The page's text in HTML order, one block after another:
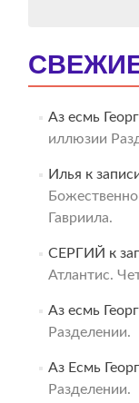
Аз есмь
иллюзии
Илья к
Гавриила.
СЕРГИЙ к
Атлантис.
Аз есмь
Разделении.
Аз Есмь
Разделении.